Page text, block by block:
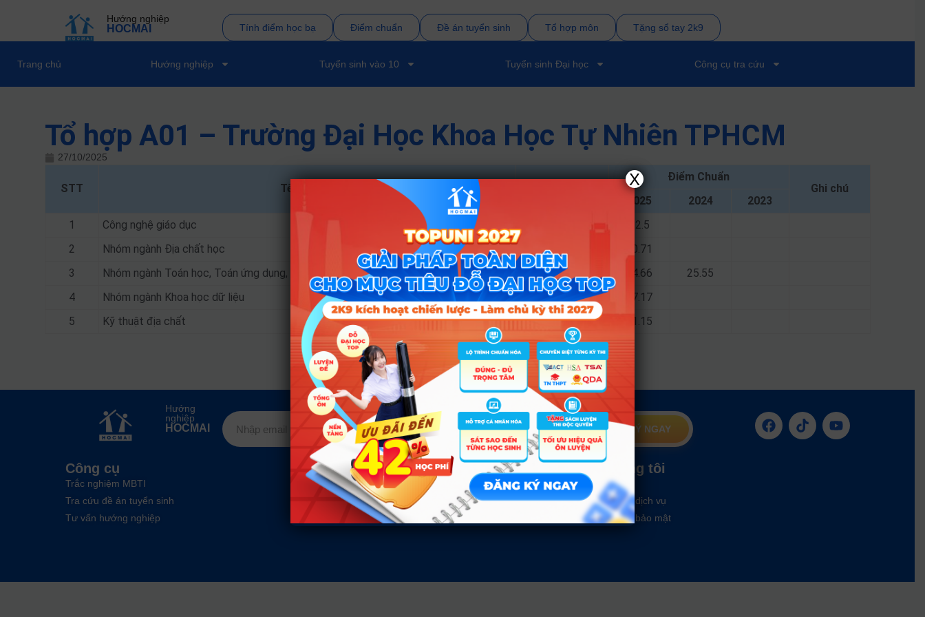
Hướng nghiệp
HOCMAI Tính điểm học bạ Điểm chuẩn Đề án tuyển sinh Tổ hợp môn Tặng sổ tay 2k9
Trang chủ Hướng nghiệp Tuyển sinh vào 10 Tuyển sinh Đại học Công cụ tra cứu
Tổ hợp A01 – Trường Đại Học Khoa Học Tự Nhiên TPHCM
27/10/2025
STT Tên ngành
Điểm Chuẩn
Ghi chú
2025
2024
2023
1
Công nghệ giáo dục
22.5
2
Nhóm ngành Địa chất học D01; D10
20.71
3
Nhóm ngành Toán học, Toán ứng dụng, Toán tin D01 24.66
25.55
4
Nhóm ngành Khoa học dữ liệu D01
27.17
5
Kỹ thuật địa chất D01; D10 21.15
Hướng
nghiệp
HOCMAI ĐĂNG KÝ NGAY
Công cụ
Trắc nghiệm MBTI
Tra cứu đề án tuyển sinh
Tư vấn hướng nghiệp
Tin tức
Tin giáo dục nổi bật
Tin tuyển sinh vào 10
Tin tuyển sinh Đại học
Về chúng tôi
Liên hệ
Điều khoản dịch vụ
Chính sách bảo mật
X